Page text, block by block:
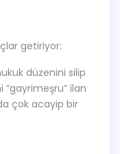
getiriyor:
düzenini silip
“gayrimeşru” ilan
çok acayip bir